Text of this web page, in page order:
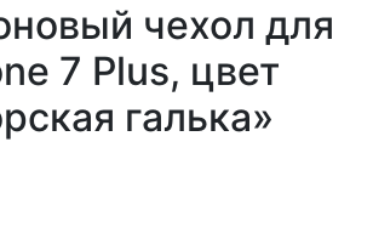
чехол для
7 Plus, цвет
галька»